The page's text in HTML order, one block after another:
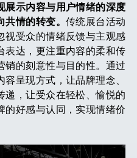
展示内容与用户情绪的深度
情的转变。 传统展台活动
视受众的情绪反馈与主观感
表达，更注重内容的柔和传
销的刻意性与目的性。通过
呈现方式，让品牌理念、
递，让受众在轻松、愉悦的
的好感与认同，实现情绪价